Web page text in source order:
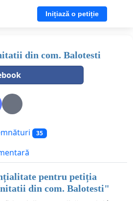
Inițiază o petiție
din com. Balotesti
35
pentru petiția
din com. Balotesti"